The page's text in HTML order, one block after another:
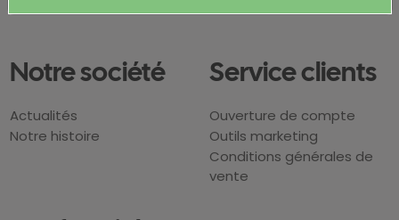
Notre société
Actualités
Notre histoire
Service clients
Ouverture de compte
Outils marketing
Conditions générales de
vente